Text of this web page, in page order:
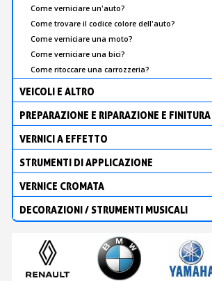
Come verniciare un'auto?
Come trovare il codice colore dell'auto?
Come verniciare una moto?
Come verniciare una bici?
Come ritoccare una carrozzeria?
VEICOLI E ALTRO
PREPARAZIONE E RIPARAZIONE E
VERNICI A EFFETTO
STRUMENTI DI APPLICAZIONE
VERNICE CROMATA
DECORAZIONI / STRUMENTI MUSICALI